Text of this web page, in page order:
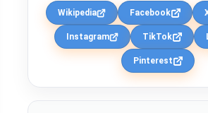
Wikipedia Facebook
Instagram TikTok
Pinterest